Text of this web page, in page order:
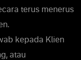
terus menerus
kepada Klien
atau